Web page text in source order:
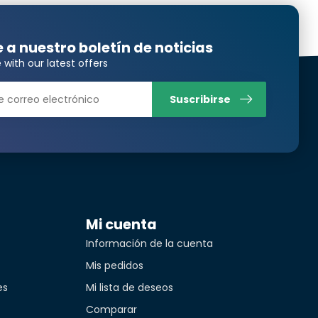
a nuestro boletín de noticias
with our latest offers
Suscribirse
Mi cuenta
Información de la cuenta
Mis pedidos
Mi lista de deseos
Comparar